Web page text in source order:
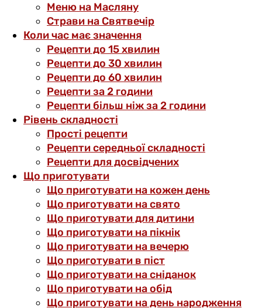
Меню на Масляну
Страви на Святвечір
Коли час має значення
Рецепти до 15 хвилин
Рецепти до 30 хвилин
Рецепти до 60 хвилин
Рецепти за 2 години
Рецепти більш ніж за 2 години
Рівень складності
Прості рецепти
Рецепти середньої складності
Рецепти для досвідчених
Що приготувати
Що приготувати на кожен день
Що приготувати на свято
Що приготувати для дитини
Що приготувати на пікнік
Що приготувати на вечерю
Що приготувати в піст
Що приготувати на сніданок
Що приготувати на обід
Що приготувати на день народження